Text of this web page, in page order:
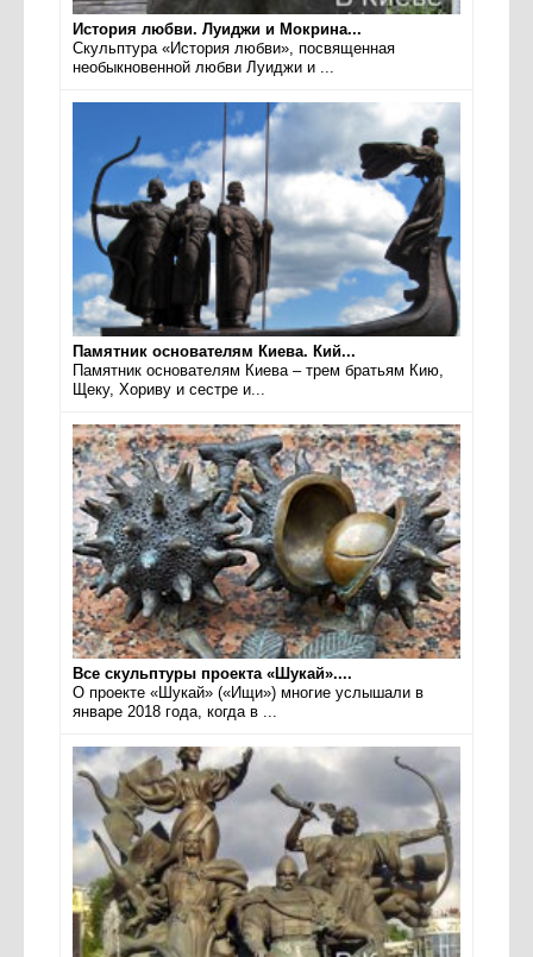
История любви. Луиджи и Мокрина...
Скульптура «История любви», посвященная
необыкновенной любви Луиджи и ...
Памятник основателям Киева. Кий...
Памятник основателям Киева – трем братьям Кию,
Щеку, Хориву и сестре и...
Все скульптуры проекта «Шукай»....
О проекте «Шукай» («Ищи») многие услышали в
январе 2018 года, когда в ...